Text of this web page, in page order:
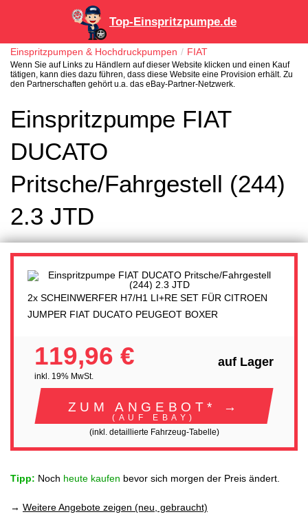
Top-Einspritzpumpe.de
Einspritzpumpen & Hochdruckpumpen FIAT
Wenn Sie auf Links zu Händlern auf dieser Website klicken und einen Kauf
tätigen, kann dies dazu führen, dass diese Website eine Provision erhält. Zu
den Partnerschaften gehört u.a. das eBay-Partner-Netzwerk.
Einspritzpumpe FIAT
DUCATO
Pritsche/Fahrgestell (244)
2.3 JTD
2x SCHEINWERFER H7/H1 LI+RE SET FÜR CITROEN
JUMPER FIAT DUCATO PEUGEOT BOXER
119,96 €
inkl. 19% MwSt.
auf Lager
ZUM ANGEBOT* →
(AUF EBAY)
(inkl. detaillierte Fahrzeug-Tabelle)
Tipp: Noch heute kaufen bevor sich morgen der Preis ändert.
→ Weitere Angebote zeigen (neu, gebraucht)